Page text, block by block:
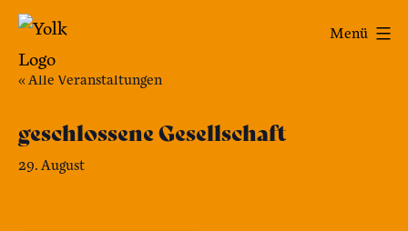
Zum
springen
Yolk
-
Café
im
Menü
« Alle Veranstaltungen
geschlossene Gesellschaft
29. August